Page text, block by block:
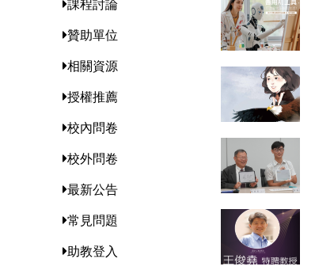
課程討論
贊助單位
相關資源
授權推薦
校內問卷
校外問卷
最新公告
常見問題
助教登入